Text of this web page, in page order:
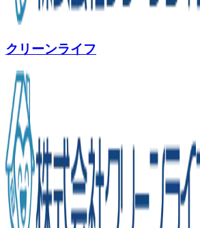
クリーンライフ